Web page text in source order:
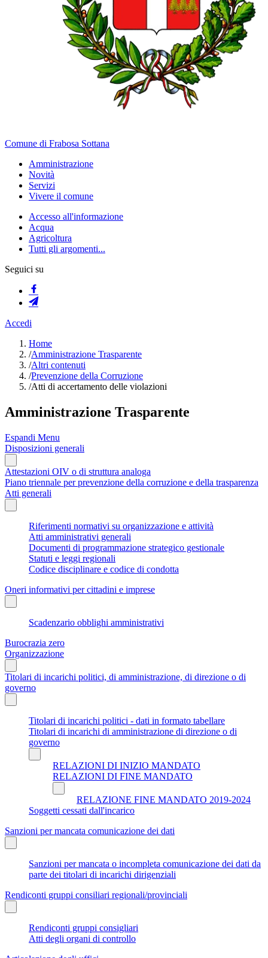
Comune di Frabosa Sottana
Amministrazione
Novità
Servizi
Vivere il comune
Accesso all'informazione
Acqua
Agricoltura
Tutti gli argomenti...
Seguici su
Accedi
Home
/Amministrazione Trasparente
/Altri contenuti
/Prevenzione della Corruzione
/Atti di accertamento delle violazioni
Amministrazione Trasparente
Espandi Menu
Disposizioni generali
Attestazioni OIV o di struttura analoga
Piano triennale per prevenzione della corruzione e della trasparenza
Atti generali
Riferimenti normativi su organizzazione e attività
Atti amministrativi generali
Documenti di programmazione strategico gestionale
Statuti e leggi regionali
Codice disciplinare e codice di condotta
Oneri informativi per cittadini e imprese
Scadenzario obblighi amministrativi
Burocrazia zero
Organizzazione
Titolari di incarichi politici, di amministrazione, di direzione o di
governo
Titolari di incarichi politici - dati in formato tabellare
Titolari di incarichi di amministrazione di direzione o di
governo
RELAZIONI DI INIZIO MANDATO
RELAZIONI DI FINE MANDATO
RELAZIONE FINE MANDATO 2019-2024
Soggetti cessati dall'incarico
Sanzioni per mancata comunicazione dei dati
Sanzioni per mancata o incompleta comunicazione dei dati da
parte dei titolari di incarichi dirigenziali
Rendiconti gruppi consiliari regionali/provinciali
Rendiconti gruppi consigliari
Atti degli organi di controllo